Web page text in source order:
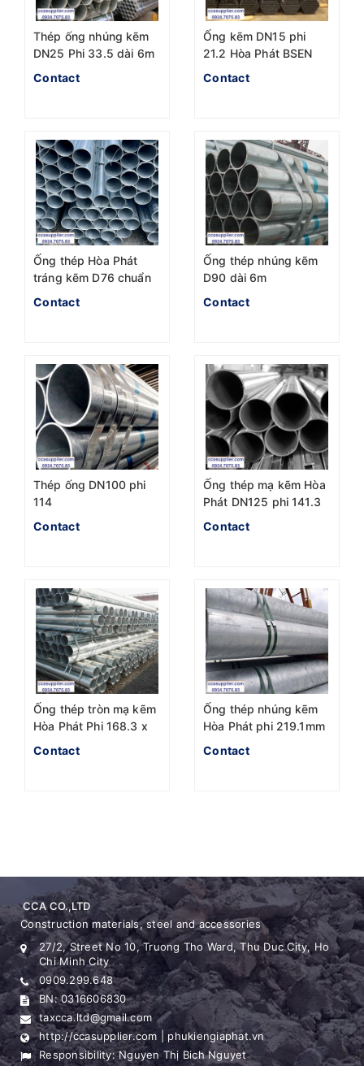
Thép ống nhúng kẽm
DN25 Phi 33.5 dài 6m
Hòa Phát
Contact
Ống kẽm DN15 phi
21.2 Hòa Phát BSEN
1387
Contact
Ống thép Hòa Phát
tráng kẽm D76 chuẩn
BS 1387
Contact
Ống thép nhúng kẽm
D90 dài 6m
Contact
Thép ống DN100 phi
114
Contact
Ống thép mạ kẽm Hòa
Phát DN125 phi 141.3
Contact
Ống thép tròn mạ kẽm
Hòa Phát Phi 168.3 x
4.78mm dài 6m
Contact
Ống thép nhúng kẽm
Hòa Phát phi 219.1mm
Contact
CCA CO.,LTD
Construction materials, steel and accessories
27/2, Street No 10, Truong Tho Ward, Thu Duc City, Ho
Chi Minh City
0909.299.648
BN: 0316606830
taxcca.ltd@gmail.com
http://ccasupplier.com | phukiengiaphat.vn
Responsibility: Nguyen Thị Bich Nguyet